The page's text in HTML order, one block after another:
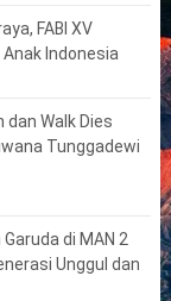
FABI XV
Indonesia
dan Walk Dies
Tunggadewi
di MAN 2
Unggul dan